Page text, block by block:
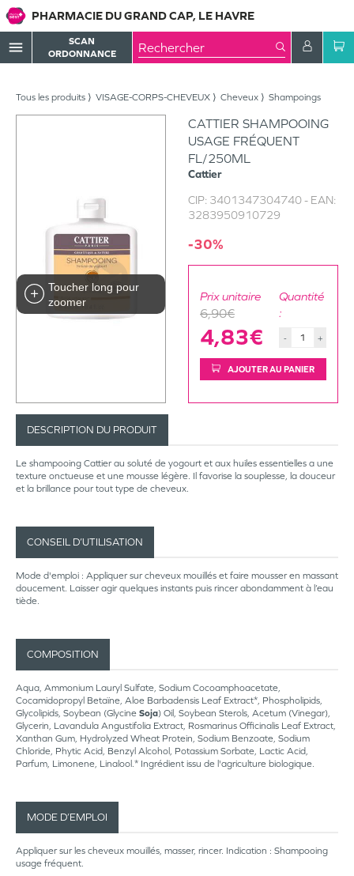
PHARMACIE DU GRAND CAP, LE HAVRE
menu
SCAN
ORDONNANCE
Tous les produits VISAGE-CORPS-CHEVEUX Cheveux Shampoings
Toucher long pour
zoomer
CATTIER SHAMPOOING
USAGE FRÉQUENT
FL/250ML
Cattier
CIP: 3401347304740- EAN:
3283950910729
-30%
Prix unitaire
6,90€
4,83€
Quantité
:
- +
AJOUTER AU PANIER
DESCRIPTION DU PRODUIT
Le shampooing Cattier au soluté de yogourt et aux huiles essentielles a une
texture onctueuse et une mousse légère. Il favorise la souplesse, la douceur
et la brillance pour tout type de cheveux.
CONSEIL D’UTILISATION
Mode d'emploi : Appliquer sur cheveux mouillés et faire mousser en massant
doucement. Laisser agir quelques instants puis rincer abondamment à l’eau
tiède.
COMPOSITION
Aqua, Ammonium Lauryl Sulfate, Sodium Cocoamphoacetate,
Cocamidopropyl Betaïne, Aloe Barbadensis Leaf Extract*, Phospholipids,
Glycolipids, Soybean (Glycine Soja) Oil, Soybean Sterols, Acetum (Vinegar),
Glycerin, Lavandula Angustifolia Extract, Rosmarinus Officinalis Leaf Extract,
Xanthan Gum, Hydrolyzed Wheat Protein, Sodium Benzoate, Sodium
Chloride, Phytic Acid, Benzyl Alcohol, Potassium Sorbate, Lactic Acid,
Parfum, Limonene, Linalool.* Ingrédient issu de l'agriculture biologique.
MODE D’EMPLOI
Appliquer sur les cheveux mouillés, masser, rincer. Indication : Shampooing
usage fréquent.